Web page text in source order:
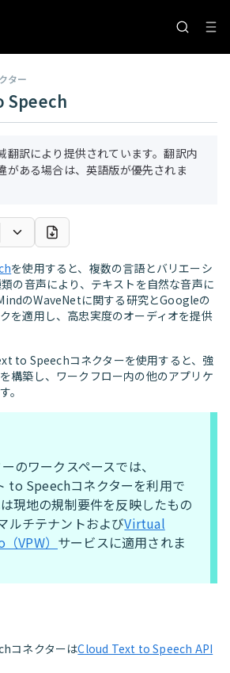
ター
Speech
翻訳により提供されています。翻訳内
がある場合は、英語版が優先されま
を使用すると、複数の言語とバリエーシ
の音声により、テキストを自然な音声に
のWaveNetに関する研究とGoogleの
を適用し、高忠実度のオーディオを提供
to Speechコネクターを使用すると、強
構築し、ワークフロー内の他のアプリケ
。
のワークスペースでは、
to Speechコネクターを利用で
現地の規制要件を反映したもの
ルチテナントおよびVirtual
VPW） サービスに適用されま
コネクターはCloud Text to Speech API